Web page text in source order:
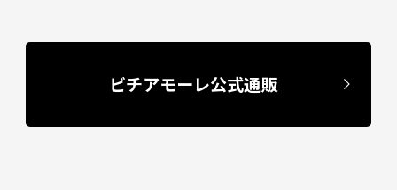
ビチアモーレ公式通販